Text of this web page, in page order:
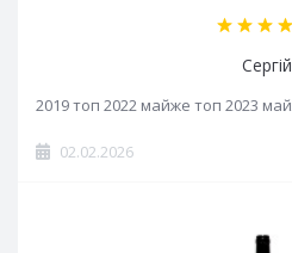
Сергій
2019 топ 2022 майже топ 2023
02.02.2026